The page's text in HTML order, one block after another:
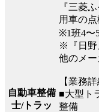
自動車整備
士/トラッ
『三菱
用車の
※1班4〜
※『日野
他のメ
【業務詳
■大型ト
整備